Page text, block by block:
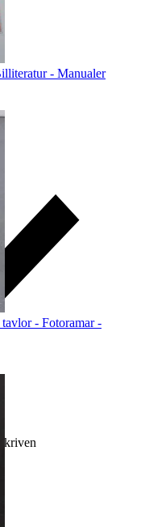
- Manualer
- Fotoramar -